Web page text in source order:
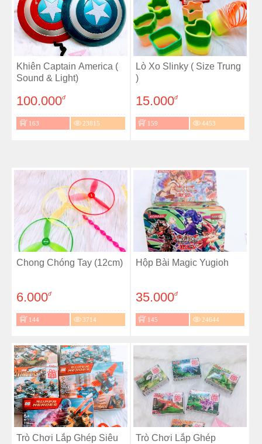
Khiên Captain America (
Sound & Light)
100.000đ
163 23815
Lò Xo Slinky ( Size Trung
)
15.000đ
159 4453
Chong Chóng Tay (12cm)
6.000đ
144 3714
Hộp Bài Magic Yugioh
35.000đ
145 24644
Trò Chơi Lắp Ghép Siêu
Trò Chơi Lắp Ghép